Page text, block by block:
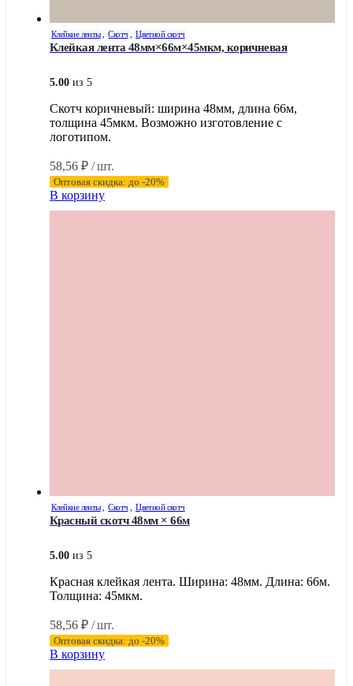
Клейкие ленты, Скотч , Цветной скотч
Клейкая лента 48мм×66м×45мкм, коричневая
5.00 из 5
Скотч коричневый: ширина 48мм, длина 66м,
толщина 45мкм. Возможно изготовление с
логотипом.
58,56 ₽ / шт.
Оптовая скидка: до -20%
В корзину
Клейкие ленты, Скотч , Цветной скотч
Красный скотч 48мм × 66м
5.00 из 5
Красная клейкая лента. Ширина: 48мм. Длина: 66м.
Толщина: 45мкм.
58,56 ₽ / шт.
Оптовая скидка: до -20%
В корзину